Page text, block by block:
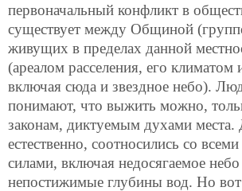
первоначальный конфликт в
существует между Общиной
живущих в пределах данной
(ареалом расселения, его
включая сюда и звездное небо).
понимают, что выжить можно,
законам, диктуемым духами места.
естественно, соотносились со
силами, включая недосягаемое
непостижимые глубины вод. Но вот